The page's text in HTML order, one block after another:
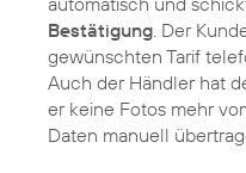
Bestätigung . Der
gewünschten Tarif
Auch der Händler hat
er keine Fotos mehr
Daten manuell